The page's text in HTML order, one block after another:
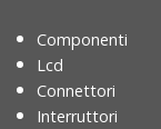
Componenti
Lcd
Connettori
Interruttori